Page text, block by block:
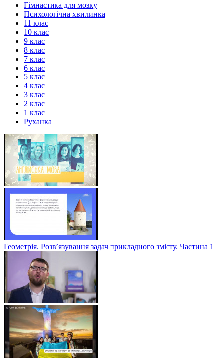
Гімнастика для мозку
Психологічна хвилинка
11 клас
10 клас
9 клас
8 клас
7 клас
6 клас
5 клас
4 клас
3 клас
2 клас
1 клас
Руханка
Геометрія. Розв’язування задач прикладного змісту. Частина 1